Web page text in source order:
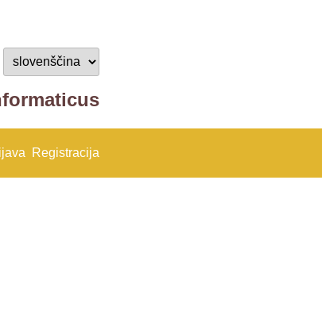
Registracija